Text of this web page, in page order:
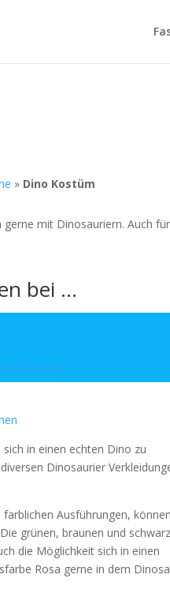
» Dino Kostüm
mit Dinosauriern. Auch für
bei …
ansehen
in einen echten Dino zu
Dinosaurier
Ausführungen, können
grünen, braunen und
die Möglichkeit sich in einen
Rosa gerne in dem